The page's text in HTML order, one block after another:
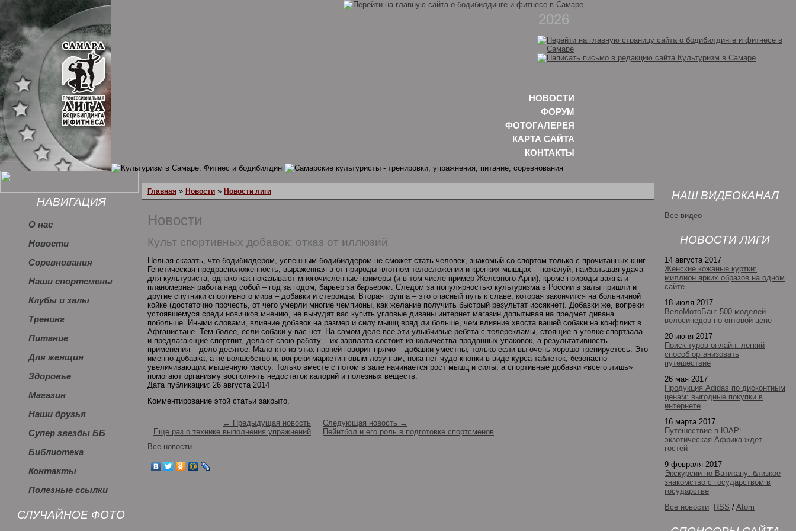
НАШ ВИДЕОКАНАЛ
Все видео
НОВОСТИ ЛИГИ
14 августа 2017
Женские кожаные куртки:
миллион ярких образов на одном
сайте
18 июля 2017
ВелоМотоБан: 500 моделей
велосипедов по оптовой цене
20 июня 2017
Поиск туров онлайн: легкий
способ организовать
путешествие
26 мая 2017
Продукция Adidas по дисконтным
ценам: выгодные покупки в
интернете
16 марта 2017
Путешествие в ЮАР:
экзотическая Африка ждет
гостей
9 февраля 2017
Экскурсии по Ватикану: близкое
знакомство с государством в
государстве
Все новости
RSS / Atom
НАВИГАЦИЯ
О нас
Новости
Соревнования
Наши спортсмены
Клубы и залы
Тренинг
Питание
Для женщин
Здоровье
Магазин
Наши друзья
Супер звезды ББ
Библиотека
Контакты
Полезные ссылки
СЛУЧАЙНОЕ ФОТО
Главная » Новости » Новости лиги
Новости
Культ спортивных добавок: отказ от иллюзий
Нельзя сказать, что бодибилдером, успешным бодибилдером не сможет стать человек, знакомый со спортом только с прочитанных книг.
Генетическая предрасположенность, выраженная в от природы плотном телосложении и крепких мышцах – пожалуй, наибольшая удача
для культуриста, однако как показывают многочисленные примеры (и в том числе пример Железного Арни), кроме природы важна и
планомерная работа над собой – год за годом, барьер за барьером. Следом за популярностью культуризма в России в залы пришли и
другие спутники спортивного мира – добавки и стероиды. Вторая группа – это опасный путь к славе, которая закончится на больничной
койке (достаточно прочесть, от чего умерли многие чемпионы, как желание получить быстрый результат иссякнет). Добавки же, вопреки
устоявшемуся среди новичков мнению, не вынудят вас купить угловые диваны интернет магазин допытывая на предмет дивана
побольше. Иными словами, влияние добавок на размер и силу мышц вряд ли больше, чем влияние хвоста вашей собаки на конфликт в
Афганистане. Тем более, если собаки у вас нет. На самом деле все эти улыбчивые ребята с телерекламы, стоящие в уголке спортзала
и предлагающие спортпит, делают свою работу – их зарплата состоит из количества проданных упаковок, а результативность
применения – дело десятое. Мало кто из этих парней говорит прямо – добавки уместны, только если вы очень хорошо тренируетесь. Это
именно добавка, а не волшебство и, вопреки маркетинговым лозунгам, пока нет чудо-кнопки в виде курса таблеток, безопасно
увеличивающих мышечную массу. Только вместе с потом в зале начинается рост мышц и силы, а спортивные добавки «всего лишь»
помогают организму восполнять недостаток калорий и полезных веществ.
Дата публикации: 26 августа 2014
Комментирование этой статьи закрыто.
← Предыдущая новость
Еще раз о технике выполнения упражнений
Следующая новость →
Пейнтбол и его роль в подготовке спортсменов
Все новости
2026
НОВОСТИ
ФОРУМ
ФОТОГАЛЕРЕЯ
КАРТА САЙТА
КОНТАКТЫ